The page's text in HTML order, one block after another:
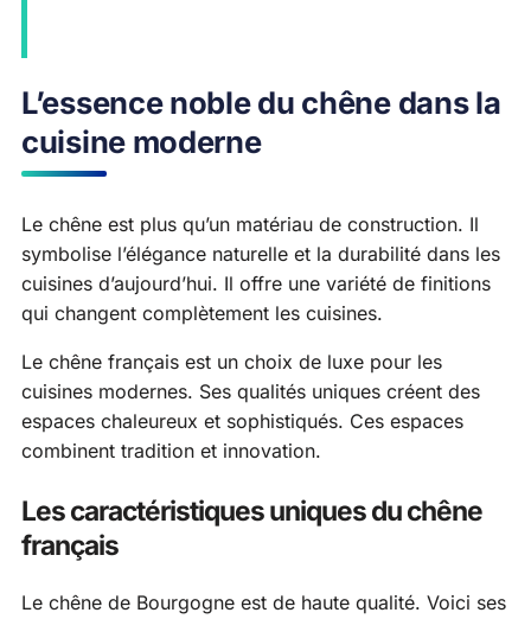
L’essence noble du chêne dans la
cuisine moderne
Le chêne est plus qu’un matériau de construction. Il
symbolise l’élégance naturelle et la durabilité dans les
cuisines d’aujourd’hui. Il offre une variété de finitions
qui changent complètement les cuisines.
Le chêne français est un choix de luxe pour les
cuisines modernes. Ses qualités uniques créent des
espaces chaleureux et sophistiqués. Ces espaces
combinent tradition et innovation.
Les caractéristiques uniques du chêne
français
Le chêne de Bourgogne est de haute qualité. Voici ses